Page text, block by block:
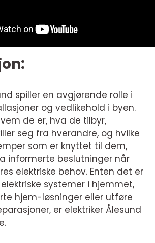
spiller en avgjørende rolle i
og vedlikehold i byen.
de er, hva de tilbyr,
seg fra hverandre, og hvilke
som er knyttet til dem,
informerte beslutninger når
elektriske behov. Enten det er
systemer i hjemmet,
hjem-løsninger eller utføre
er elektriker Ålesund